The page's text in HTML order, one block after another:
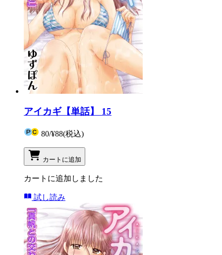
アイカギ【単話】 15
80/¥88(税込)
カートに追加
カートに追加しました
試し読み